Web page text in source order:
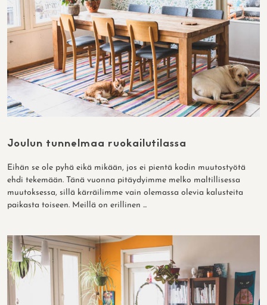
Joulun tunnelmaa ruokailutilassa
Eihän se ole pyhä eikä mikään, jos ei pientä kodin muutostyötä
ehdi tekemään. Tänä vuonna pitäydyimme melko maltillisessa
muutoksessa, sillä kärräilimme vain olemassa olevia kalusteita
paikasta toiseen. Meillä on erillinen ...